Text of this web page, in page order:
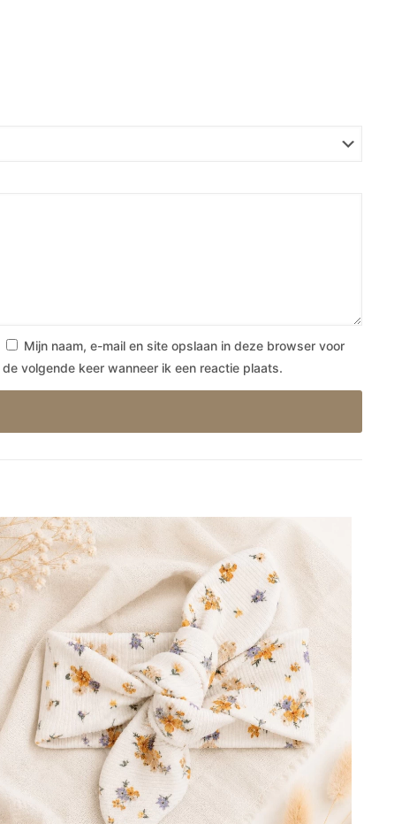
Mijn naam, e-mail en site opslaan in deze browser voor
de volgende keer wanneer ik een reactie plaats.